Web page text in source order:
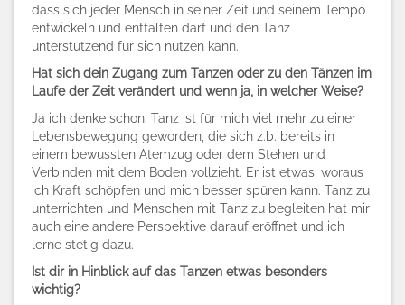
dass sich jeder Mensch in seiner Zeit und seinem Tempo
entwickeln und entfalten darf und den Tanz
unterstützend für sich nutzen kann.
Hat sich dein Zugang zum Tanzen oder zu den Tänzen im
Laufe der Zeit verändert und wenn ja, in welcher Weise?
Ja ich denke schon. Tanz ist für mich viel mehr zu einer
Lebensbewegung geworden, die sich z.b. bereits in
einem bewussten Atemzug oder dem Stehen und
Verbinden mit dem Boden vollzieht. Er ist etwas, woraus
ich Kraft schöpfen und mich besser spüren kann. Tanz zu
unterrichten und Menschen mit Tanz zu begleiten hat mir
auch eine andere Perspektive darauf eröffnet und ich
lerne stetig dazu.
Ist dir in Hinblick auf das Tanzen etwas besonders
wichtig?